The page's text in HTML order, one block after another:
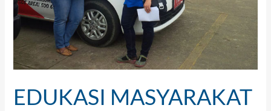
EDUKASI MASYARAKAT